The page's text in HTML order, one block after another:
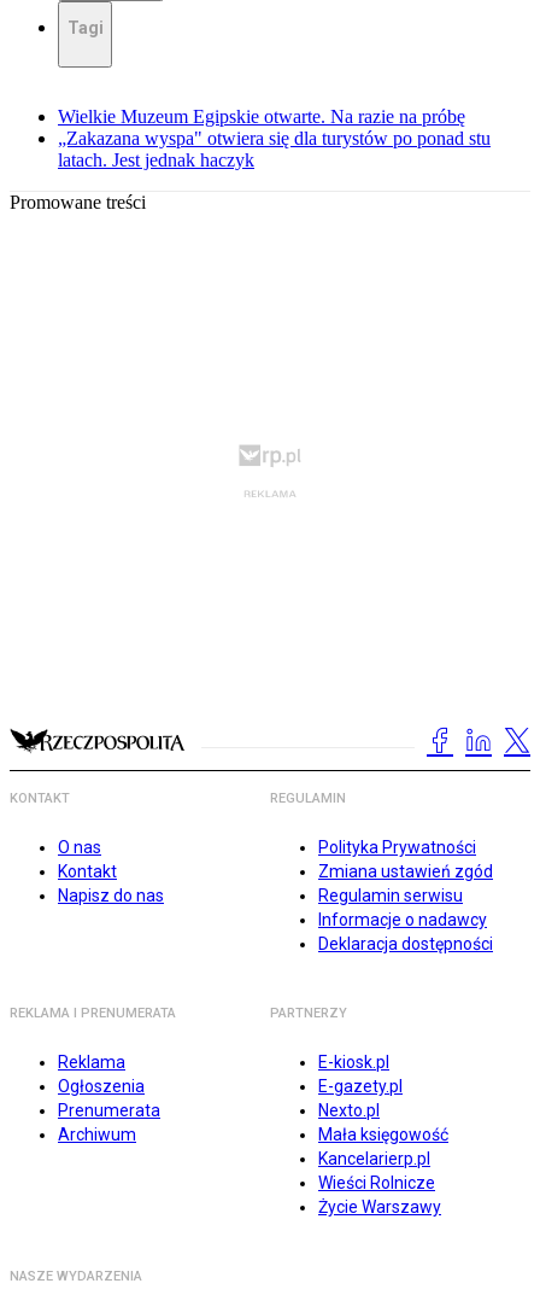
Tagi
Wielkie Muzeum Egipskie otwarte. Na razie na próbę
„Zakazana wyspa" otwiera się dla turystów po ponad stu
latach. Jest jednak haczyk
Promowane treści
KONTAKT
O nas
Kontakt
Napisz do nas
REGULAMIN
Polityka Prywatności
Zmiana ustawień zgód
Regulamin serwisu
Informacje o nadawcy
Deklaracja dostępności
REKLAMA I PRENUMERATA
Reklama
Ogłoszenia
Prenumerata
Archiwum
PARTNERZY
E-kiosk.pl
E-gazety.pl
Nexto.pl
Mała księgowość
Kancelarierp.pl
Wieści Rolnicze
Życie Warszawy
NASZE WYDARZENIA